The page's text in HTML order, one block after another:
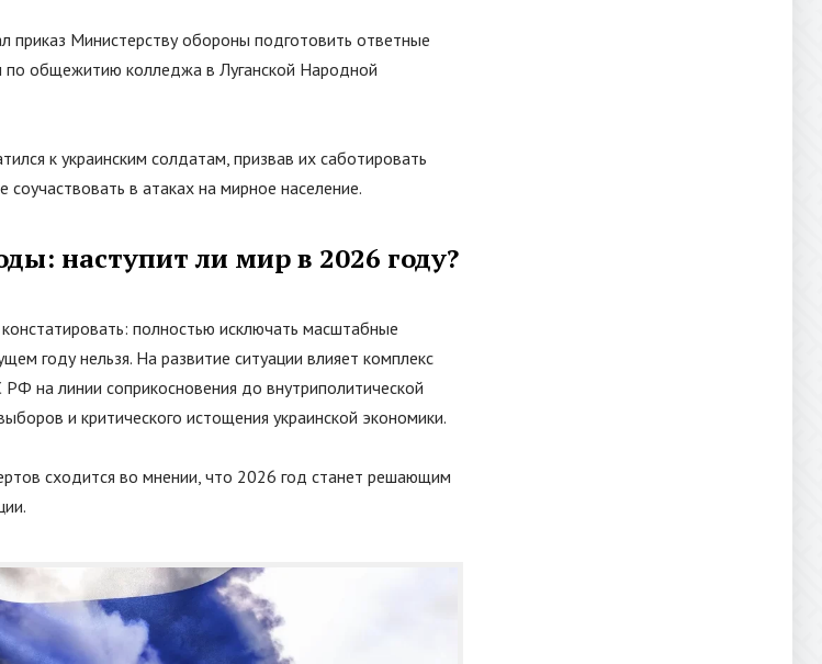
Министерству обороны подготовить ответные
по общежитию колледжа в Луганской Народной
к украинским солдатам, призвав их саботировать
в атаках на мирное население.
наступит ли мир в 2026 году?
полностью исключать масштабные
году нельзя. На развитие ситуации влияет комплекс
на линии соприкосновения до внутриполитической
и критического истощения украинской экономики.
сходится во мнении, что 2026 год станет решающим